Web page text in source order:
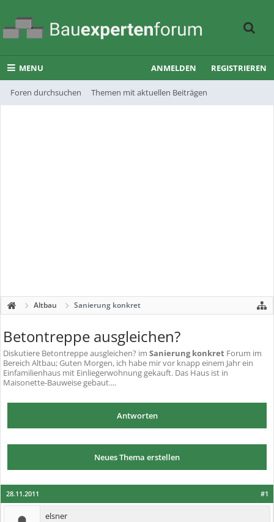
MENU
Foren durchsuchen Themen mit aktuellen Beiträgen
ANMELDEN REGISTRIEREN
Altbau Sanierung konkret
Betontreppe ausgleichen?
Diskutiere Betontreppe ausgleichen? im Sanierung konkret Forum im
Bereich Altbau; Guten Morgen, ich habe mir vor knapp einem Jahr ein
Einfamilienhaus mit Einliegerwohnung gekauft. Das Haus ist in
Maisonette-Bauweise gebaut....
Antworten
Neues Thema erstellen
#1
28.11.2011
elsner